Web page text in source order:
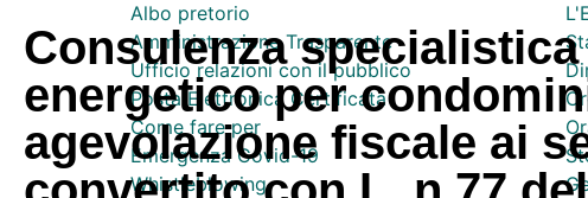
Albo pretorio
Amministrazione Trasparente
Ufficio relazioni con il pubblico
Posta Elettronica Certificata
Come fare per
Emergenza Covid-19
Whistleblowing
Consulenza
energetico per
agevolazione fiscale ai